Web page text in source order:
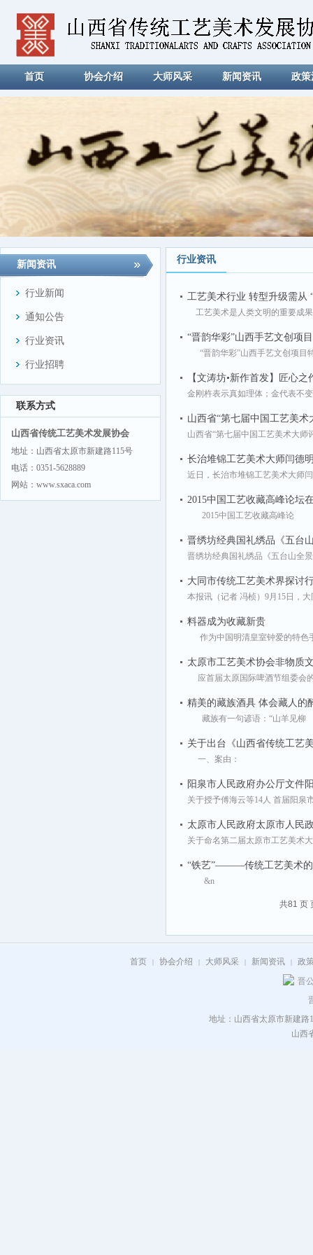
首页 协会介绍 大师风采 新闻资讯 政策
新闻资讯
行业新闻
通知公告
行业资讯
行业招聘
联系方式
山西省传统工艺美术发展协会
地址：山西省太原市新建路115号
电话：0351-5628889
网站：www.sxaca.com
行业资讯
工艺美术行业 转型升级需从
工艺美术是人类文明的重要成
“晋韵华彩”山西手艺文创项
“晋韵华彩”山西手艺文创项目
【文涛坊•新作首发】匠心
金刚杵表示真如理体；金代表不
山西省“第七届中国工艺美
山西省“第七届中国工艺美术大师
长治堆锦工艺美术大师闫德
近日，长治市堆锦工艺美术大师
2015中国工艺收藏高峰论坛
2015中国工艺收藏高峰论
晋绣坊经典国礼绣品《五台
晋绣坊经典国礼绣品《五台山全
大同市传统工艺美术界探讨
本报讯（记者 冯桢）9月15日，
料器成为收藏新贵
作为中国明清皇室钟爱的特色
太原市工艺美术协会非物质
应首届太原国际啤酒节组委会
精美的藏族酒具 体会藏人的
藏族有一句谚语：“山羊见柳
关于出台《山西省传统工艺
一、案由：
阳泉市人民政府办公厅文件
关于授予傅海云等14人 首届阳泉
太原市人民政府太原市人民
关于命名第二届太原市工艺美术
“铁艺”———传统工艺美术的
&n
共81 页
首页 | 协会介绍 | 大师风采 | 新闻资讯 |
政
晋
地址：山西省太原市新建路
山西